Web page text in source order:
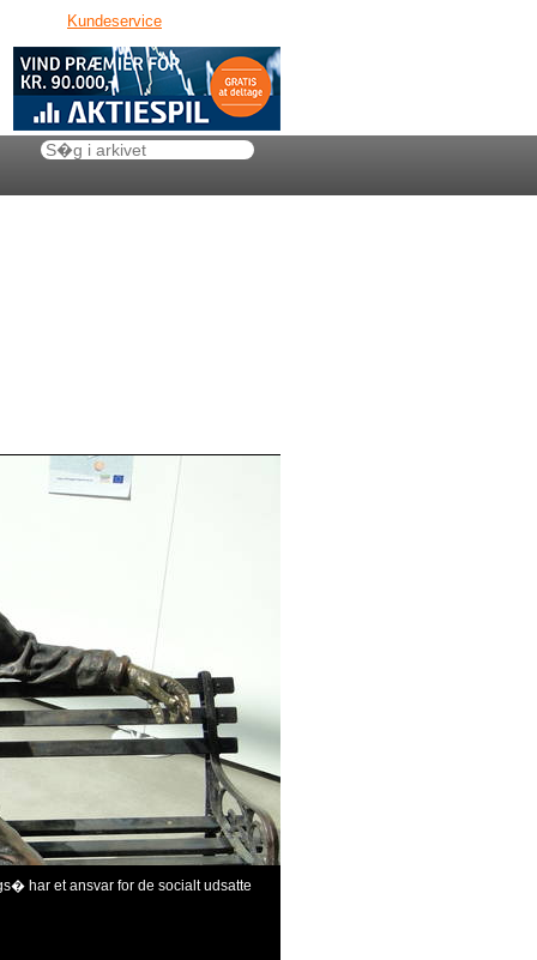
Kundeservice
har et ansvar for de socialt udsatte